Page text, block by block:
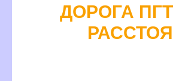
ДОРОГА